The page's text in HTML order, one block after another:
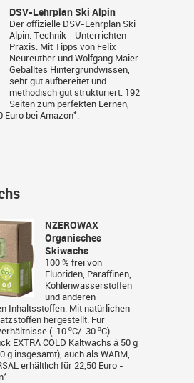
DSV-Lehrplan Ski Alpin
Der offizielle DSV-Lehrplan Ski
Alpin: Technik - Unterrichten -
Praxis. Mit Tipps von Felix
Neureuther und Wolfgang Maier.
Geballtes Hintergrundwissen,
sehr gut aufbereitet und
methodisch gut strukturiert. 192
Seiten zum perfekten Lernen,
Euro bei Amazon*
NZEROWAX
Organisches
Skiwachs
100 % frei von
Fluoriden, Paraffinen,
Kohlenwasserstoffen
und anderen
Inhaltsstoffen. Mit natürlichen
hergestellt. Für
(-10 ºC/-30 ºC).
EXTRA COLD Kaltwachs à 50 g
g insgesamt), auch als WARM,
erhältlich für 22,50 Euro -
*